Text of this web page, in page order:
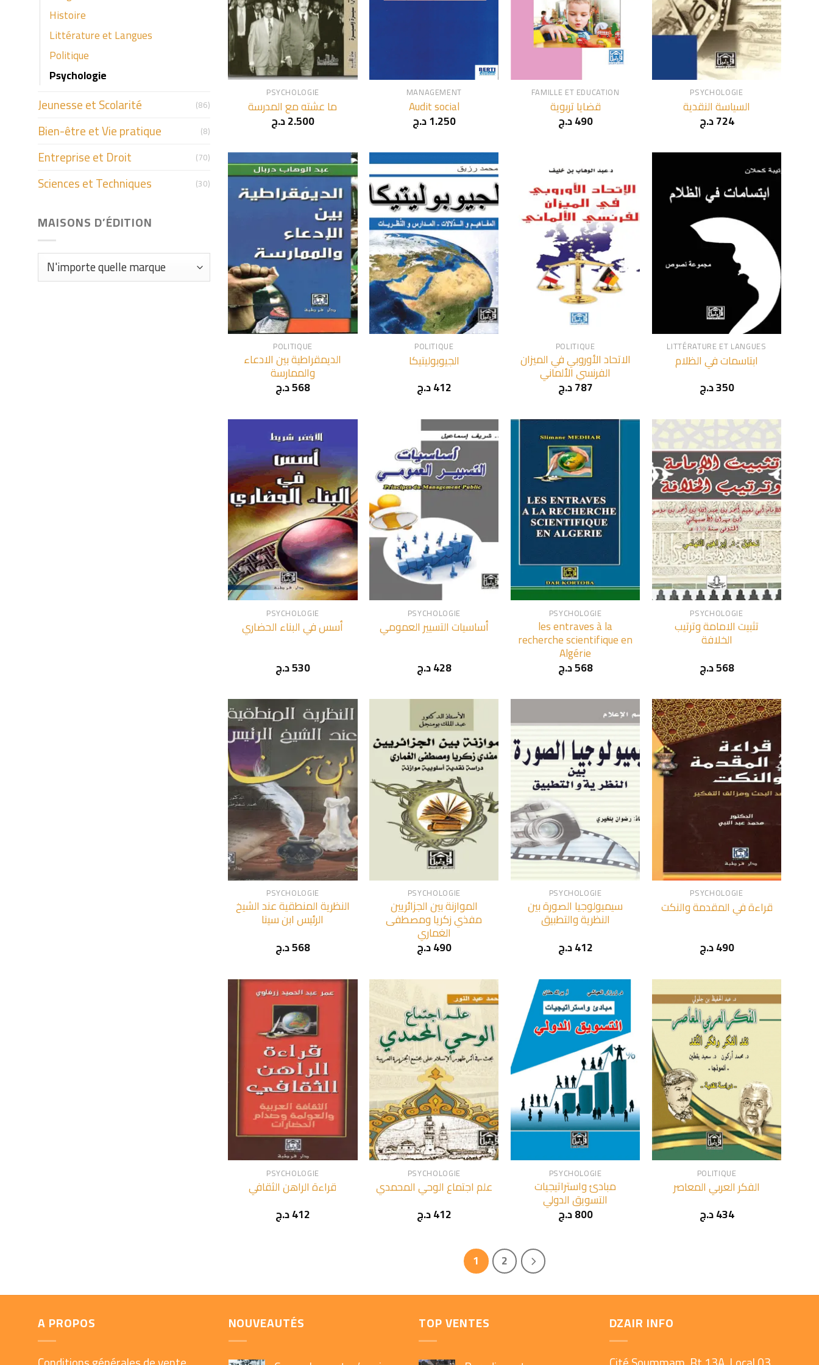
Histoire
Littérature et Langues
Politique
Psychologie
Jeunesse et Scolarité (86)
Bien-être et Vie pratique (8)
Entreprise et Droit (70)
Sciences et Techniques (30)
MAISONS D’ÉDITION
PSYCHOLOGIE
ما عشته مع المدرسة
2.500د.ج
MANAGEMENT
Audit social
1.250د.ج
FAMILLE ET EDUCATION
قضايا تربوية
490د.ج
PSYCHOLOGIE
السياسة النقدية
724د.ج
+
POLITIQUE
الديمقراطية بين الادعاء
والممارسة
568د.ج
+
POLITIQUE
الجيوبوليتيكا
412د.ج
POLITIQUE
الاتحاد الأوروبي في الميزان
الفرنسي الألماني
787د.ج
LITTÉRATURE ET LANGUES
ابتاسمات في الظلام
350د.ج
+
PSYCHOLOGIE
أسس في البناء الحضاري
530د.ج
PSYCHOLOGIE
أساسيات التسيير العمومي
428د.ج
+
PSYCHOLOGIE
les entraves à la
recherche scientifique en
Algérie
568د.ج
+
PSYCHOLOGIE
تثبيت الامامة وترتيب
الخلافة
568د.ج
PSYCHOLOGIE
النظرية المنطقية عند الشيخ
الرئيس ابن سينا
568د.ج
PSYCHOLOGIE
الموازنة بين الجزائريين
مفذي زكريا ومصطفى
الغماري
490د.ج
PSYCHOLOGIE
سيميولوجيا الصورة بين
النظرية والتطبيق
412د.ج
PSYCHOLOGIE
قراءة في المقدمة والنكت
490د.ج
PSYCHOLOGIE
قراءة الراهن الثقافي
412د.ج
+
PSYCHOLOGIE
علم اجتماع الوحي المحمدي
412د.ج
PSYCHOLOGIE
مبادئ واستراتيجيات
التسويق الدولي
800د.ج
+
POLITIQUE
الفكر العربي المعاصر
434د.ج
1 2
A PROPOS
NOUVEAUTÉS
TOP VENTES
DZAIR INFO